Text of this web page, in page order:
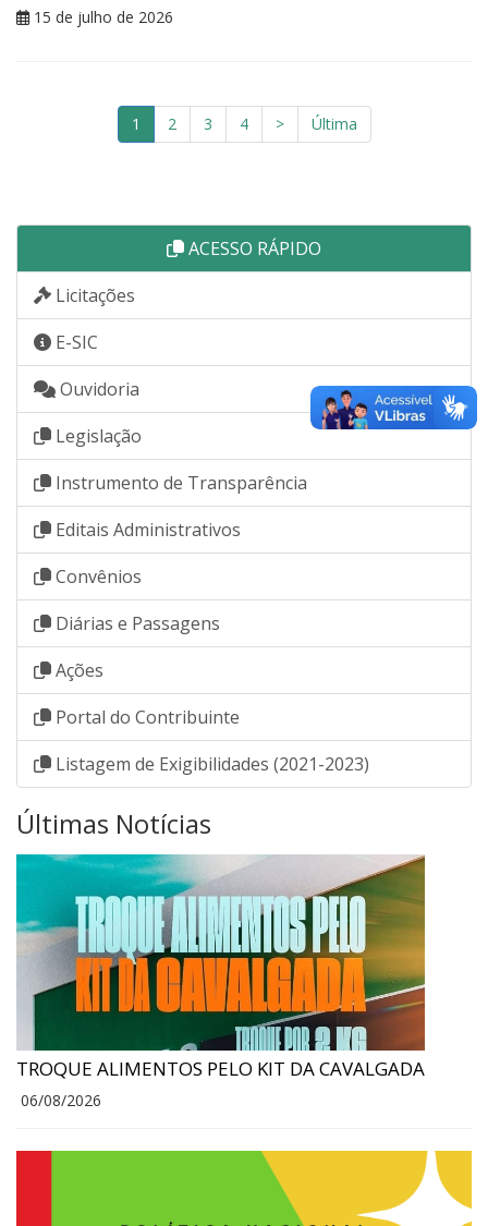
15 de julho de 2026
1 2 3 4 > Última
ACESSO RÁPIDO
Licitações
E-SIC
Ouvidoria
Legislação
Instrumento de Transparência
Editais Administrativos
Convênios
Diárias e Passagens
Ações
Portal do Contribuinte
Listagem de Exigibilidades (2021-2023)
Últimas Notícias
TROQUE ALIMENTOS PELO KIT DA CAVALGADA
06/08/2026